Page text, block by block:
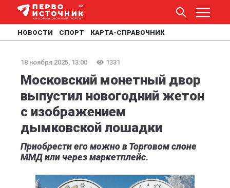
НОВОСТИ СПОРТ КАРТА-СПРАВОЧНИК
18 ноября 2025, 13:00 1331
Московский монетный двор
выпустил новогодний жетон
с изображением
дымковской лошадки
Приобрести его можно в Торговом слоне
ММД или через маркетплейс.